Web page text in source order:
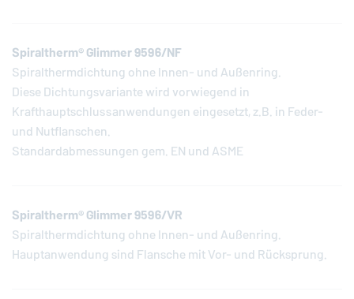
Spiraltherm® Glimmer 9596/NF
Spiralthermdichtung ohne Innen- und Außenring.
Diese Dichtungsvariante wird vorwiegend in
Krafthauptschlussanwendungen eingesetzt, z.B. in Feder-
und Nutflanschen.
Standardabmessungen gem. EN und ASME
Spiraltherm® Glimmer 9596/VR
Spiralthermdichtung ohne Innen- und Außenring.
Hauptanwendung sind Flansche mit Vor- und Rücksprung.